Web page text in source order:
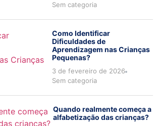
Sem categoria
Como Identificar
Dificuldades de
Aprendizagem nas Crianças
Pequenas?
3 de fevereiro de 2026
Sem categoria
Quando realmente começa a
alfabetização das crianças?